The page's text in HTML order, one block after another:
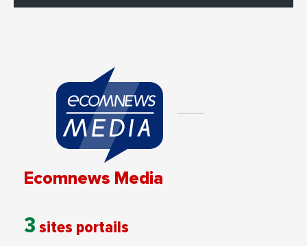
Ecomnews Media
3 sites portails